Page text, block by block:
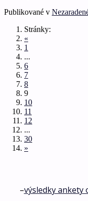
Publikované v
Stránky:
«
1
...
6
7
8
9
10
11
12
...
30
»
–výsledky ankety